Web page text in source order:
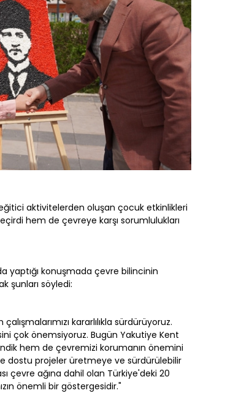
aktivitelerden oluşan çocuk etkinlikleri
hem de çevreye karşı sorumlulukları
yaptığı konuşmada çevre bilincinin
şunları söyledi:
kararlılıkla sürdürüyoruz.
çok önemsiyoruz. Bugün Yakutiye Kent
hem de çevremizi korumanın önemini
dostu projeler üretmeye ve sürdürülebilir
çevre ağına dahil olan Türkiye'deki 20
önemli bir göstergesidir."